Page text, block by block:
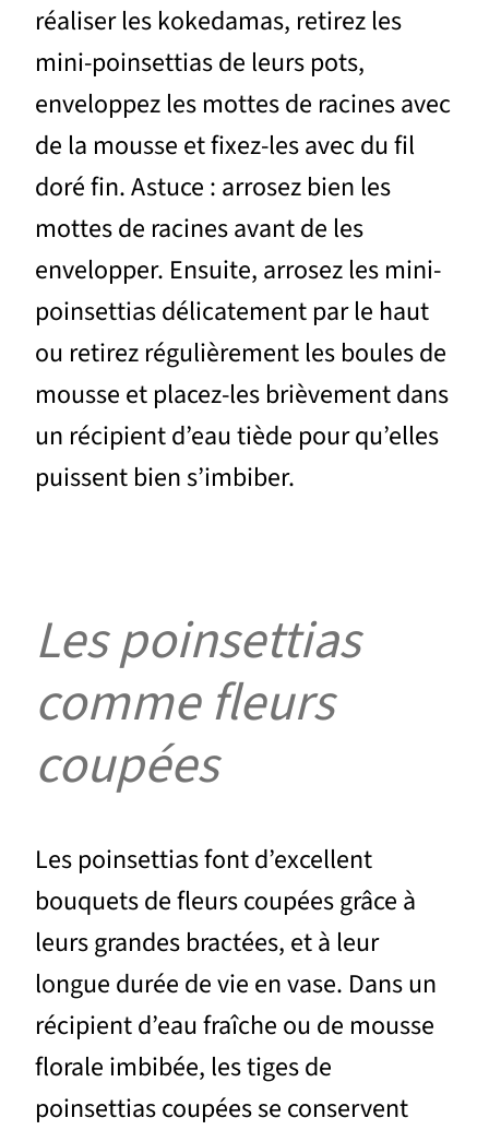
réaliser les kokedamas, retirez les
mini-poinsettias de leurs pots,
enveloppez les mottes de racines avec
de la mousse et fixez-les avec du fil
doré fin. Astuce : arrosez bien les
mottes de racines avant de les
envelopper. Ensuite, arrosez les mini-
poinsettias délicatement par le haut
ou retirez régulièrement les boules de
mousse et placez-les brièvement dans
un récipient d’eau tiède pour qu’elles
puissent bien s’imbiber.
Les poinsettias
comme fleurs
coupées
Les poinsettias font d’excellent
bouquets de fleurs coupées grâce à
leurs grandes bractées, et à leur
longue durée de vie en vase. Dans un
récipient d’eau fraîche ou de mousse
florale imbibée, les tiges de
poinsettias coupées se conservent